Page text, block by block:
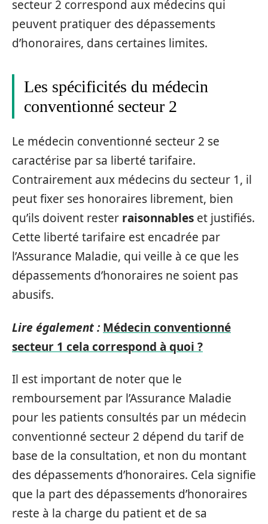
secteur 2 correspond aux médecins qui
peuvent pratiquer des dépassements
d’honoraires, dans certaines limites.
Les spécificités du médecin
conventionné secteur 2
Le médecin conventionné secteur 2 se
caractérise par sa liberté tarifaire.
Contrairement aux médecins du secteur 1, il
peut fixer ses honoraires librement, bien
qu’ils doivent rester raisonnables et justifiés.
Cette liberté tarifaire est encadrée par
l’Assurance Maladie, qui veille à ce que les
dépassements d’honoraires ne soient pas
abusifs.
Lire également : Médecin conventionné
secteur 1 cela correspond à quoi ?
Il est important de noter que le
remboursement par l’Assurance Maladie
pour les patients consultés par un médecin
conventionné secteur 2 dépend du tarif de
base de la consultation, et non du montant
des dépassements d’honoraires. Cela signifie
que la part des dépassements d’honoraires
reste à la charge du patient et de sa